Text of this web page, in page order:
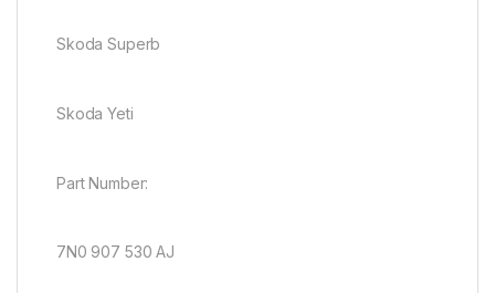
Skoda Superb
Skoda Yeti
Part Number:
7N0 907 530 AJ